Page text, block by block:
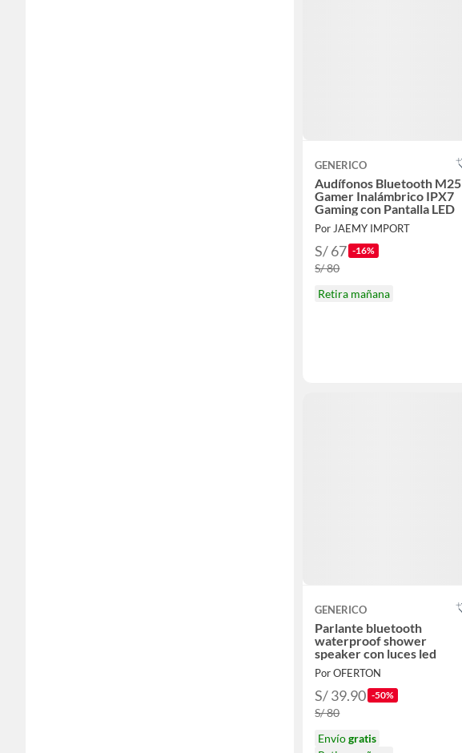
GENERICO
Audífonos Bluetooth M25
Gamer Inalámbrico IPX7
Gaming con Pantalla LED
Por JAEMY IMPORT
S/ 67 -16%
S/ 80
Retira mañana
GENERICO
Parlante bluetooth
waterproof shower
speaker con luces led
Por OFERTON
S/ 39.90 -50%
S/ 80
Envíogratis